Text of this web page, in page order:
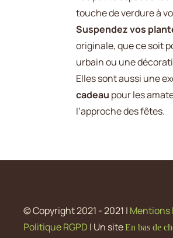
touche de verdure à
Suspendez vos
originale, que ce soit
urbain ou une
Elles sont aussi une
cadeau pour les
l’approche des fêtes.
© Copyright 2021 - 2021 | Mentions
Politique RGPD | Un siteEn bas de